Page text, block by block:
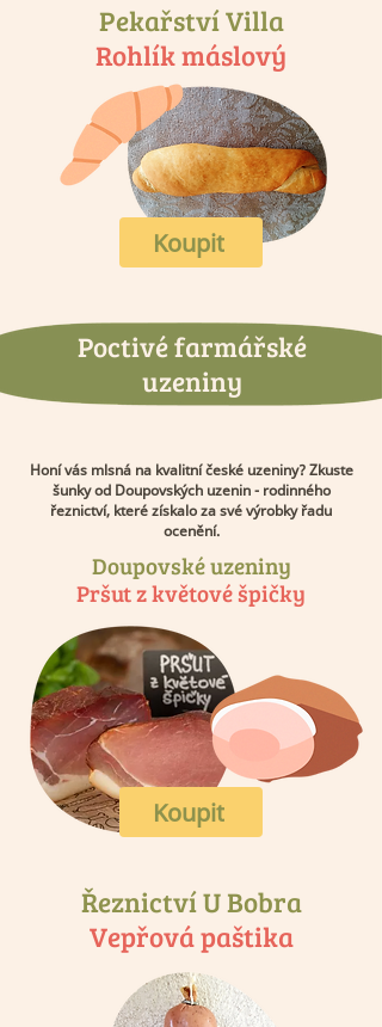
Pekařství Villa
Rohlík máslový
Koupit
Poctivé farmářské
uzeniny
Honí vás mlsná na kvalitní české uzeniny? Zkuste
šunky od Doupovských uzenin - rodinného
řeznictví, které získalo za své výrobky řadu
ocenění.
Doupovské uzeniny
Pršut z květové špičky
Koupit
Řeznictví U Bobra
Vepřová paštika